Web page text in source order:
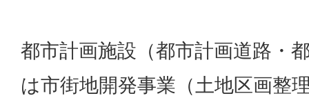
都市計画施設（都市計画道路・
は市街地開発事業（土地区画整